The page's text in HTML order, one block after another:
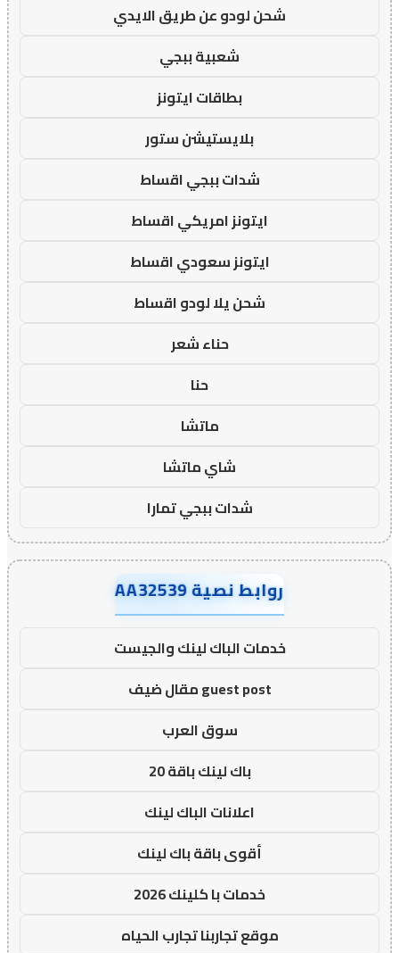
شحن لودو عن طريق الايدي
شعبية ببجي
بطاقات ايتونز
بلايستيشن ستور
شدات ببجي اقساط
ايتونز امريكي اقساط
ايتونز سعودي اقساط
شحن يلا لودو اقساط
حناء شعر
حنا
ماتشا
شاي ماتشا
شدات ببجي تمارا
روابط نصية AA32539
خدمات الباك لينك والجيست
guest post مقال ضيف
سوق العرب
باك لينك باقة 20
اعلانات الباك لينك
أقوى باقة باك لينك
خدمات با كلينك 2026
موقع تجاربنا تجارب الحياه